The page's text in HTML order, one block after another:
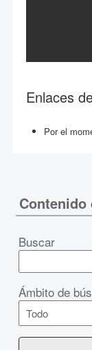
Enlaces
Por el
Contenido
Buscar
Ámbito de